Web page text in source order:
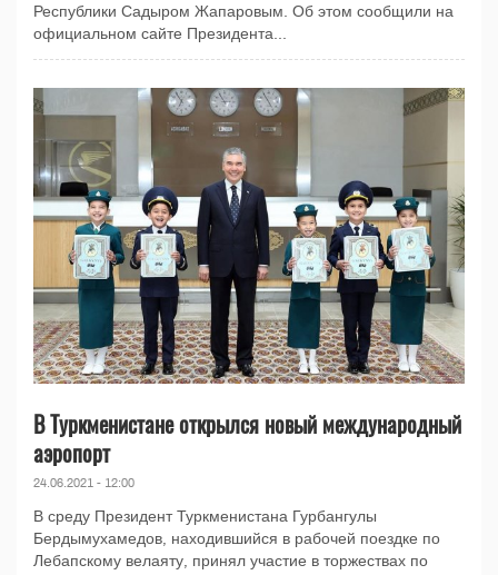
Республики Садыром Жапаровым. Об этом сообщили на
официальном сайте Президента...
В Туркменистане открылся новый международный
аэропорт
24.06.2021 - 12:00
В среду Президент Туркменистана Гурбангулы
Бердымухамедов, находившийся в рабочей поездке по
Лебапскому велаяту, принял участие в торжествах по